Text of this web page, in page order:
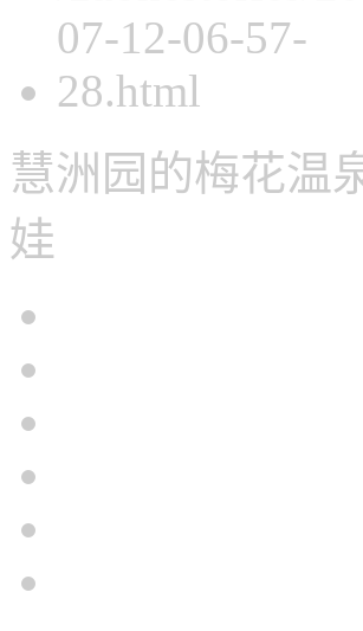
慧洲园的梅花温
娃